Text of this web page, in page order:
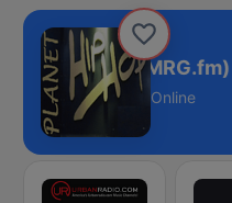
Hip Hop (MRG.fm)
Online